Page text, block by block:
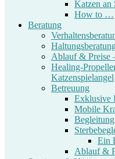
Katzen an
How to …
Beratung
Ablauf & Preise
Healing-
Katzenspielangel
Betreuung
Exklusive
Mobile
Ein
Ablauf &